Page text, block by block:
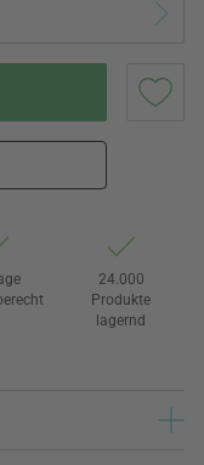
24.000
Produkte
lagernd